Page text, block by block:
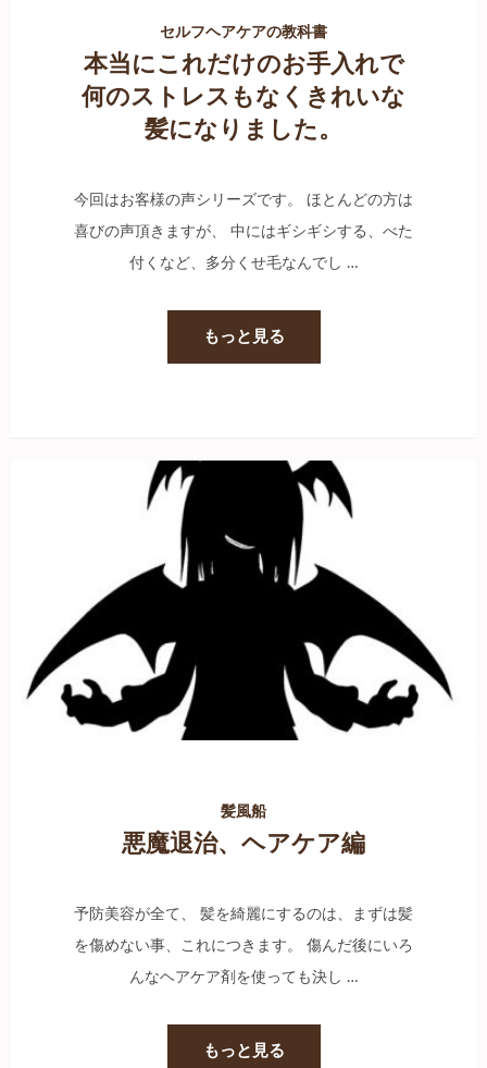
セルフヘアケアの教科書
本当にこれだけのお手入れで
何のストレスもなくきれいな
髪になりました。
今回はお客様の声シリーズです。 ほとんどの方は
喜びの声頂きますが、 中にはギシギシする、べた
付くなど、多分くせ毛なんでし …
もっと見る
髪風船
悪魔退治、ヘアケア編
予防美容が全て、 髪を綺麗にするのは、まずは髪
を傷めない事、これにつきます。 傷んだ後にいろ
んなヘアケア剤を使っても決し …
もっと見る